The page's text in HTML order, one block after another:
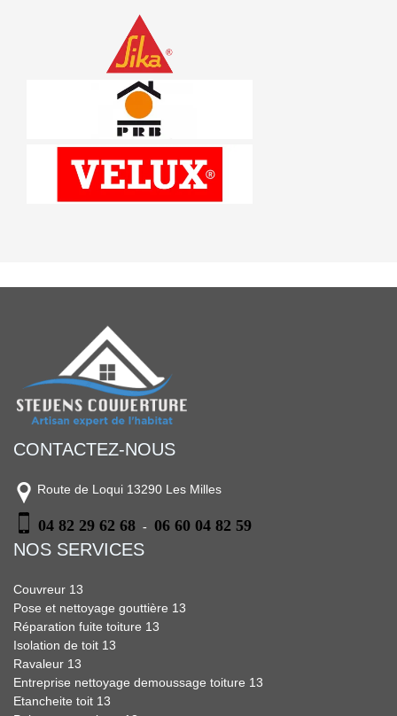
CONTACTEZ-NOUS
Route de Loqui 13290 Les Milles
04 82 29 62 68 - 06 60 04 82 59
NOS SERVICES
Couvreur 13
Pose et nettoyage gouttière 13
Réparation fuite toiture 13
Isolation de toit 13
Ravaleur 13
Entreprise nettoyage demoussage toiture 13
Etancheite toit 13